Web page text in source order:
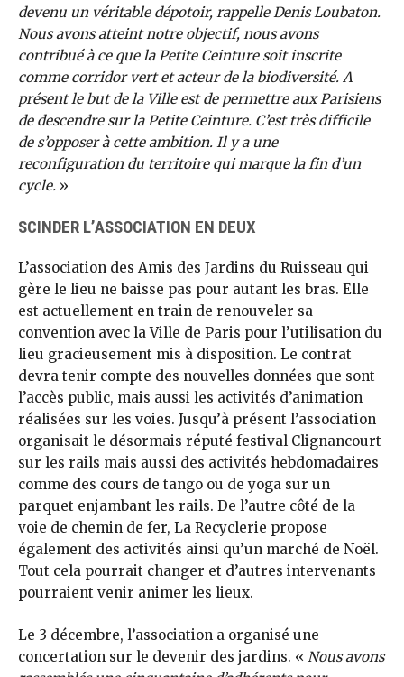
devenu un véritable dépotoir, rappelle Denis Loubaton.
Nous avons atteint notre objectif, nous avons
contribué à ce que la Petite Ceinture soit inscrite
comme corridor vert et acteur de la biodiversité. A
présent le but de la Ville est de permettre aux Parisiens
de descendre sur la Petite Ceinture. C’est très difficile
de s’opposer à cette ambition. Il y a une
reconfiguration du territoire qui marque la fin d’un
cycle. »
SCINDER L’ASSOCIATION EN DEUX
L’association des Amis des Jardins du Ruisseau qui
gère le lieu ne baisse pas pour autant les bras. Elle
est actuellement en train de renouveler sa
convention avec la Ville de Paris pour l’utilisation du
lieu gracieusement mis à disposition. Le contrat
devra tenir compte des nouvelles données que sont
l’accès public, mais aussi les activités d’animation
réalisées sur les voies. Jusqu’à présent l’association
organisait le désormais réputé festival Clignancourt
sur les rails mais aussi des activités hebdomadaires
comme des cours de tango ou de yoga sur un
parquet enjambant les rails. De l’autre côté de la
voie de chemin de fer, La Recyclerie propose
également des activités ainsi qu’un marché de Noël.
Tout cela pourrait changer et d’autres intervenants
pourraient venir animer les lieux.
Le 3 décembre, l’association a organisé une
concertation sur le devenir des jardins. « Nous avons